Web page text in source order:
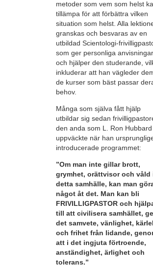
metoder som vem som helst
tillämpa för att förbättra vilken
situation som helst. Alla
granskas och besvaras av en
utbildad Scientologi-
som ger personliga anvisningar
och hjälper den studerande,
inkluderar att han vägleder
de kurser som bäst passar
behov.
Många som själva fått hjälp
utbildar sig sedan
den anda som L. Ron Hubbard
uppväckte när han
introducerade programmet:
”Om man inte gillar brott,
grymhet, orättvisor och våld
detta samhälle, kan man
något åt det. Man kan bli
FRIVILLIGPASTOR och
till att civilisera samhället, ge
det samvete, vänlighet,
och frihet från lidande,
att i det ingjuta förtroende,
anständighet, ärlighet och
tolerans.”